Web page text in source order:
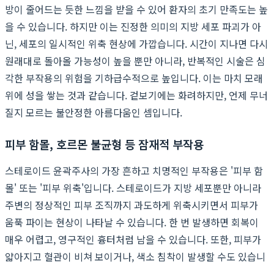
방이 줄어드는 듯한 느낌을 받을 수 있어 환자의 초기 만족도는 높
을 수 있습니다. 하지만 이는 진정한 의미의 지방 세포 파괴가 아
닌, 세포의 일시적인 위축 현상에 가깝습니다. 시간이 지나면 다시
원래대로 돌아올 가능성이 높을 뿐만 아니라, 반복적인 시술은 심
각한 부작용의 위험을 기하급수적으로 높입니다. 이는 마치 모래
위에 성을 쌓는 것과 같습니다. 겉보기에는 화려하지만, 언제 무너
질지 모르는 불안정한 아름다움인 셈입니다.
피부 함몰, 호르몬 불균형 등 잠재적 부작용
스테로이드 윤곽주사의 가장 흔하고 치명적인 부작용은 '피부 함
몰' 또는 '피부 위축'입니다. 스테로이드가 지방 세포뿐만 아니라
주변의 정상적인 피부 조직까지 과도하게 위축시키면서 피부가
움푹 파이는 현상이 나타날 수 있습니다. 한 번 발생하면 회복이
매우 어렵고, 영구적인 흉터처럼 남을 수 있습니다. 또한, 피부가
얇아지고 혈관이 비쳐 보이거나, 색소 침착이 발생할 수도 있습니